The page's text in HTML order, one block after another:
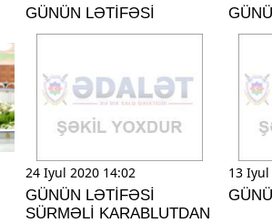
GÜNÜN LƏTİFƏSİ
24 Iyul 2020 14:02
GÜNÜN LƏTİFƏSİ
SÜRMƏLİ KARABLUTDAN
13 Iyul